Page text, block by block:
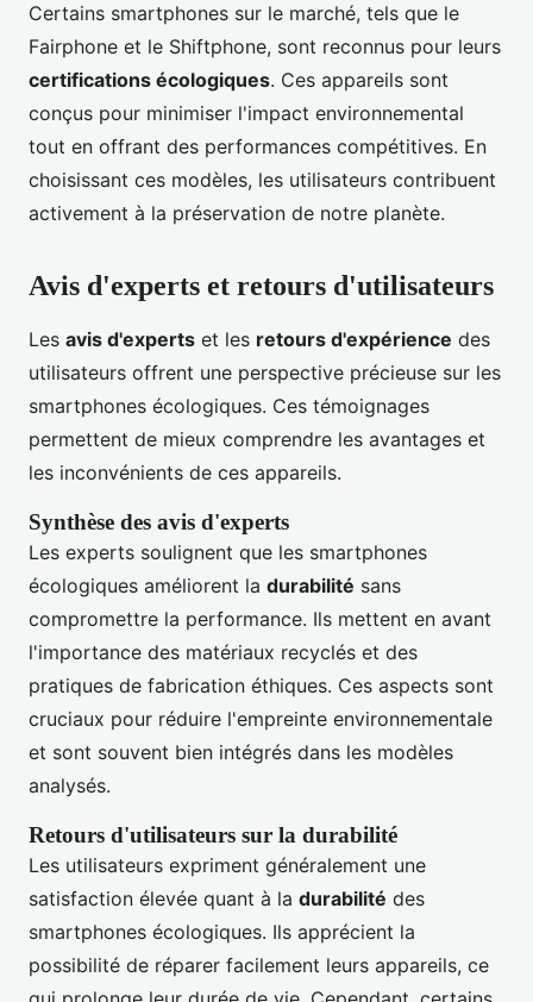
Certains smartphones sur le marché, tels que le
Fairphone et le Shiftphone, sont reconnus pour leurs
certifications écologiques. Ces appareils sont
conçus pour minimiser l'impact environnemental
tout en offrant des performances compétitives. En
choisissant ces modèles, les utilisateurs contribuent
activement à la préservation de notre planète.
Avis d'experts et retours d'utilisateurs
Les avis d'experts et les retours d'expérience des
utilisateurs offrent une perspective précieuse sur les
smartphones écologiques. Ces témoignages
permettent de mieux comprendre les avantages et
les inconvénients de ces appareils.
Synthèse des avis d'experts
Les experts soulignent que les smartphones
écologiques améliorent la durabilité sans
compromettre la performance. Ils mettent en avant
l'importance des matériaux recyclés et des
pratiques de fabrication éthiques. Ces aspects sont
cruciaux pour réduire l'empreinte environnementale
et sont souvent bien intégrés dans les modèles
analysés.
Retours d'utilisateurs sur la durabilité
Les utilisateurs expriment généralement une
satisfaction élevée quant à la durabilité des
smartphones écologiques. Ils apprécient la
possibilité de réparer facilement leurs appareils, ce